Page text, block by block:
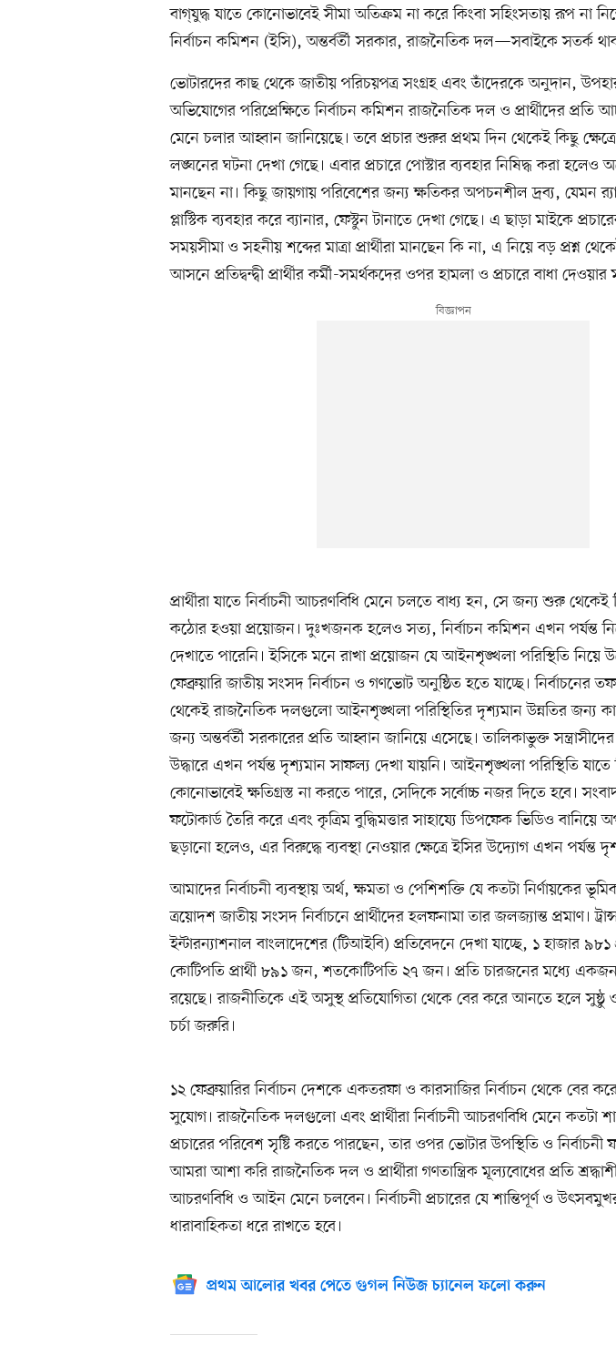
বাগ্‌যুদ্ধ যাতে কোনোভাবেই সীমা অতিক্রম না করে কিংবা সহিংসতায় রূপ না
নির্বাচন কমিশন (ইসি), অন্তর্বর্তী সরকার, রাজনৈতিক দল—সবাইকে সতর্ক
ভোটারদের কাছ থেকে জাতীয় পরিচয়পত্র সংগ্রহ এবং তাঁদেরকে অনুদান,
অভিযোগের পরিপ্রেক্ষিতে নির্বাচন কমিশন রাজনৈতিক দল ও প্রার্থীদের প্রতি
মেনে চলার আহ্বান জানিয়েছে। তবে প্রচার শুরুর প্রথম দিন থেকেই কিছু
লঙ্ঘনের ঘটনা দেখা গেছে। এবার প্রচারে পোস্টার ব্যবহার নিষিদ্ধ করা হলেও
মানছেন না। কিছু জায়গায় পরিবেশের জন্য ক্ষতিকর অপচনশীল দ্রব্য, যেমন
প্লাস্টিক ব্যবহার করে ব্যানার, ফেস্টুন টানাতে দেখা গেছে। এ ছাড়া মাইকে
সময়সীমা ও সহনীয় শব্দের মাত্রা প্রার্থীরা মানছেন কি না, এ নিয়ে বড় প্রশ্ন
আসনে প্রতিদ্বন্দ্বী প্রার্থীর কর্মী-সমর্থকদের ওপর হামলা ও প্রচারে বাধা
প্রার্থীরা যাতে নির্বাচনী আচরণবিধি মেনে চলতে বাধ্য হন, সে জন্য শুরু থেকেই
কঠোর হওয়া প্রয়োজন। দুঃখজনক হলেও সত্য, নির্বাচন কমিশন এখন পর্যন্ত
দেখাতে পারেনি। ইসিকে মনে রাখা প্রয়োজন যে আইনশৃঙ্খলা পরিস্থিতি নিয়ে
ফেব্রুয়ারি জাতীয় সংসদ নির্বাচন ও গণভোট অনুষ্ঠিত হতে যাচ্ছে।
থেকেই রাজনৈতিক দলগুলো আইনশৃঙ্খলা পরিস্থিতির দৃশ্যমান উন্নতির জন্য
জন্য অন্তর্বর্তী সরকারের প্রতি আহ্বান জানিয়ে এসেছে। তালিকাভুক্ত সন্ত্রাসীদের
উদ্ধারে এখন পর্যন্ত দৃশ্যমান সাফল্য দেখা যায়নি। আইনশৃঙ্খলা পরিস্থিতি যাতে
কোনোভাবেই ক্ষতিগ্রস্ত না করতে পারে, সেদিকে সর্বোচ্চ নজর দিতে হবে।
ফটোকার্ড তৈরি করে এবং কৃত্রিম বুদ্ধিমত্তার সাহায্যে ডিপফেক ভিডিও
ছড়ানো হলেও, এর বিরুদ্ধে ব্যবস্থা নেওয়ার ক্ষেত্রে ইসির উদ্যোগ এখন পর্যন্ত
আমাদের নির্বাচনী ব্যবস্থায় অর্থ, ক্ষমতা ও পেশিশক্তি যে কতটা নির্ণায়কের
ত্রয়োদশ জাতীয় সংসদ নির্বাচনে প্রার্থীদের হলফনামা তার জলজ্যান্ত প্রমাণ।
ইন্টারন্যাশনাল বাংলাদেশের (টিআইবি) প্রতিবেদনে দেখা যাচ্ছে, ১ হাজার ৯৮১
কোটিপতি প্রার্থী ৮৯১ জন, শতকোটিপতি ২৭ জন। প্রতি চারজনের মধ্যে একজন
রয়েছে। রাজনীতিকে এই অসুস্থ প্রতিযোগিতা থেকে বের করে আনতে হলে সুষ্ঠু ও
চর্চা জরুরি।
১২ ফেব্রুয়ারির নির্বাচন দেশকে একতরফা ও কারসাজির নির্বাচন থেকে বের
সুযোগ। রাজনৈতিক দলগুলো এবং প্রার্থীরা নির্বাচনী আচরণবিধি মেনে কতটা
প্রচারের পরিবেশ সৃষ্টি করতে পারছেন, তার ওপর ভোটার উপস্থিতি ও
আমরা আশা করি রাজনৈতিক দল ও প্রার্থীরা গণতান্ত্রিক মূল্যবোধের প্রতি
আচরণবিধি ও আইন মেনে চলবেন। নির্বাচনী প্রচারের যে শান্তিপূর্ণ ও
ধারাবাহিকতা ধরে রাখতে হবে।
প্রথম আলোর খবর পেতে গুগল নিউজ চ্যানেল ফলো করুন